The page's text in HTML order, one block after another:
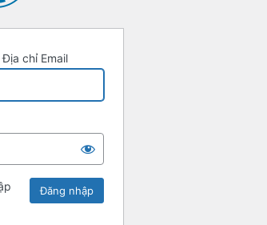
chỉ Email